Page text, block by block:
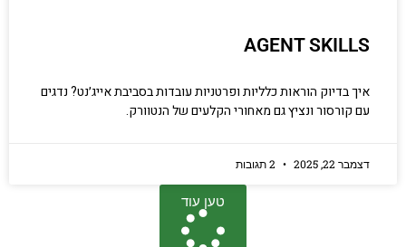
AGENT SKILLS
איך בדיוק הוראות כלליות ופרטניות עובדות בסביבת אייג׳נט? נדגים
עם קורסור ונציץ גם מאחורי הקלעים של הנטוורק.
דצמבר 22, 2025
טען עוד